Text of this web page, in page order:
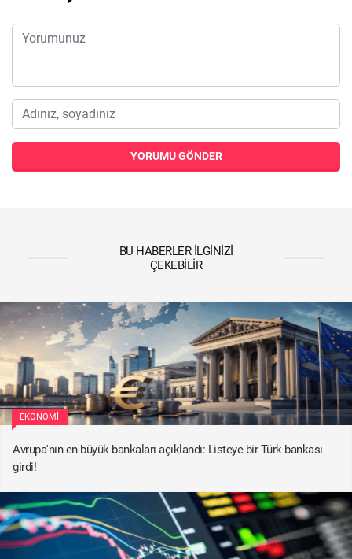
YORUMU GÖNDER
BU HABERLER İLGINIZI
ÇEKEBILIR
EKONOMI
Avrupa'nın en büyük bankaları açıklandı: Listeye bir Türk bankası
girdi!